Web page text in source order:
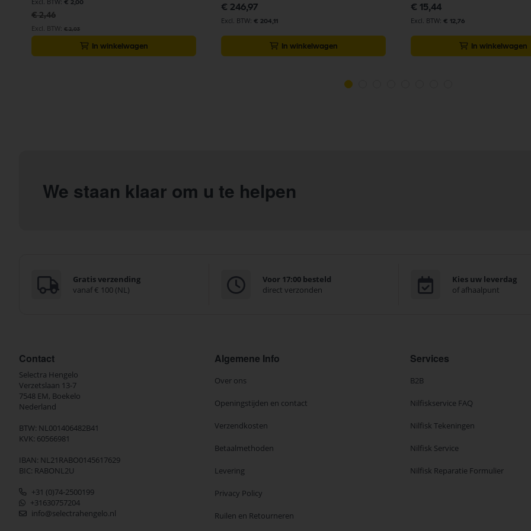
€ 2,00
€ 2,46
€ 2,03
In winkelwagen
€ 246,97
€ 204,11
In winkelwagen
€ 15,44
€ 12,76
In winkelwagen
We staan klaar om u te helpen
Gratis verzending
vanaf € 100 (NL)
Voor 17:00 besteld
direct verzonden
Kies uw leverdag
of afhaalpunt
Contact
Selectra Hengelo
Verzetslaan 13-7
7548 EM, Boekelo
Nederland
BTW: NL001406482B41
KVK: 60566981
IBAN: NL21RABO0145617629
BIC: RABONL2U
+31 (0)74-2500199
+31630757204
info@selectrahengelo.nl
Algemene Info
Over ons
Openingstijden en contact
Verzendkosten
Betaalmethoden
Levering
Privacy Policy
Ruilen en Retourneren
Services
B2B
Nilfiskservice FAQ
Nilfisk Tekeningen
Nilfisk Service
Nilfisk Reparatie Formulier